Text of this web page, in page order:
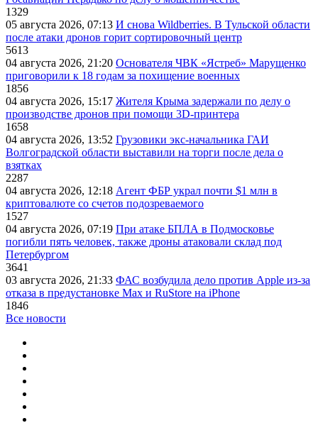
1329
05 августа 2026, 07:13 И снова Wildberries. В Тульской области
после атаки дронов горит сортировочный центр
5613
04 августа 2026, 21:20 Основателя ЧВК «Ястреб» Марущенко
приговорили к 18 годам за похищение военных
1856
04 августа 2026, 15:17 Жителя Крыма задержали по делу о
производстве дронов при помощи 3D‑принтера
1658
04 августа 2026, 13:52 Грузовики экс-начальника ГАИ
Волгоградской области выставили на торги после дела о
взятках
2287
04 августа 2026, 12:18 Агент ФБР украл почти $1 млн в
криптовалюте со счетов подозреваемого
1527
04 августа 2026, 07:19 При атаке БПЛА в Подмосковье
погибли пять человек, также дроны атаковали склад под
Петербургом
3641
03 августа 2026, 21:33 ФАС возбудила дело против Apple из-за
отказа в предустановке Max и RuStore на iPhone
1846
Все новости